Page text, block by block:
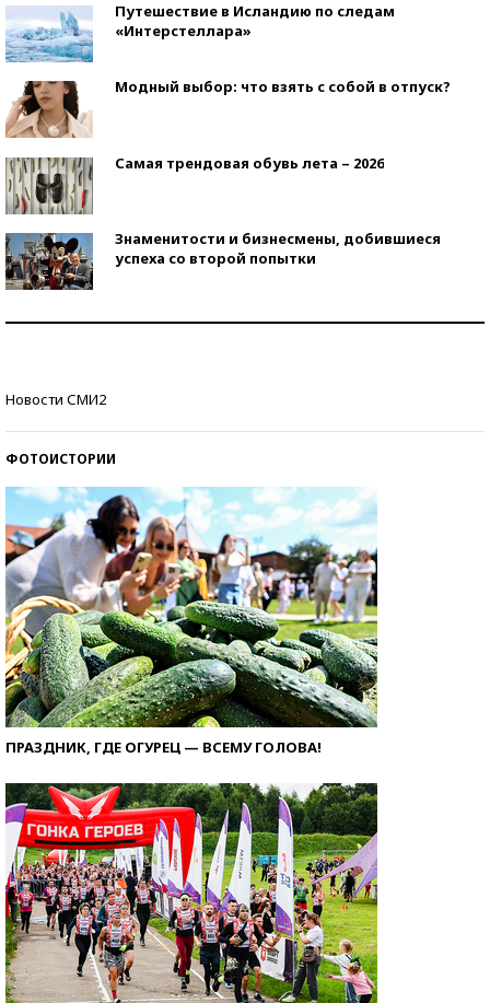
Путешествие в Исландию по следам
«Интерстеллара»
Модный выбор: что взять с собой в отпуск?
Самая трендовая обувь лета – 2026
Знаменитости и бизнесмены, добившиеся
успеха со второй попытки
Новости СМИ2
ФОТОИСТОРИИ
ПРАЗДНИК, ГДЕ ОГУРЕЦ — ВСЕМУ ГОЛОВА!